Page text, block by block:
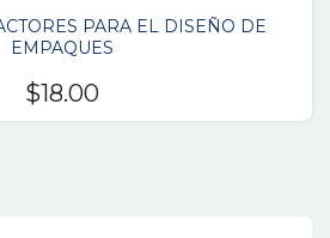
PARA EL DISEÑO DE
EMPAQUES
$18.00